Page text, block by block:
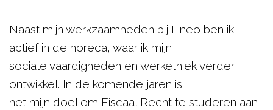
Naast mijn werkzaamheden bij Lineo ben ik
actief in de horeca, waar ik mijn
sociale vaardigheden en werkethiek verder
ontwikkel. In de komende jaren is
het mijn doel om Fiscaal Recht te studeren aan